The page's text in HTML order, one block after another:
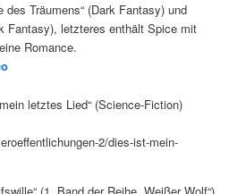
des Träumens“ (Dark Fantasy) und
Fantasy), letzteres enthält Spice mit
Romance.
letztes Lied“ (Science-Fiction)
2/dies-ist-mein-